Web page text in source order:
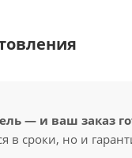
— и ваш заказ
в сроки, но и